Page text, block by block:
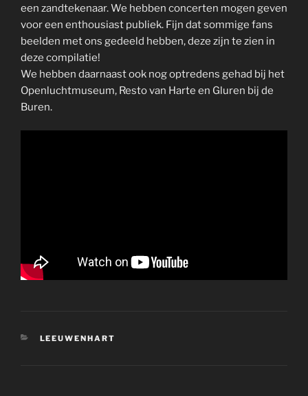
een zandtekenaar. We hebben concerten mogen geven
voor een enthousiast publiek. Fijn dat sommige fans
beelden met ons gedeeld hebben, deze zijn te zien in
deze compilatie!
We hebben daarnaast ook nog optredens gehad bij het
Openluchtmuseum, Resto van Harte en Gluren bij de
Buren.
CATEGORIEËN
LEEUWENHART